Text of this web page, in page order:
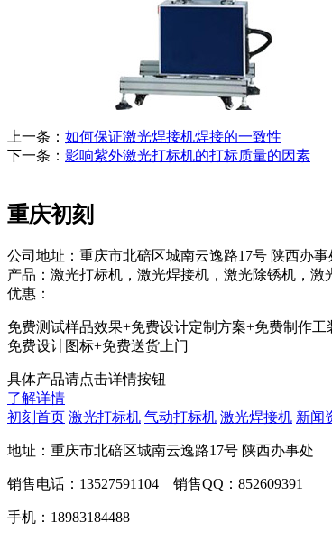
上一条： 如何保证激光焊接机焊接的一致性
下一条： 影响紫外激光打标机的打标质量的因素
重庆初刻
公司地址：重庆市北碚区城南云逸路17号 陕西办事
产品：激光打标机，激光焊接机，激光除锈机，激
优惠：
免费测试样品效果+免费设计定制方案+免费制作工
免费设计图标+免费送货上门
具体产品请点击详情按钮
了解详情
初刻首页 激光打标机 气动打标机 激光焊接机 新闻
地址：重庆市北碚区城南云逸路17号 陕西办事处
销售电话：13527591104 销售QQ：852609391
手机：18983184488